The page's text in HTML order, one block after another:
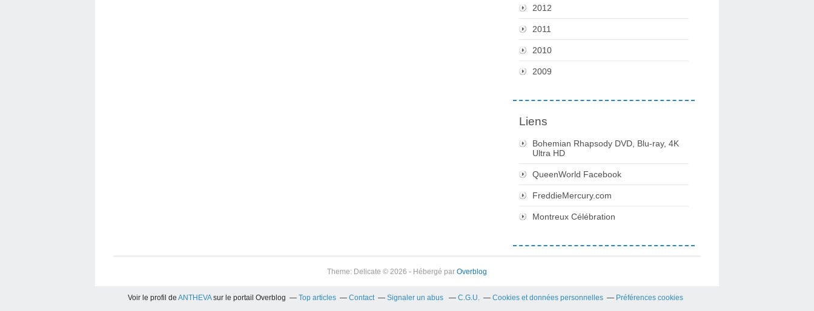
2012
2011
2010
2009
Liens
Bohemian Rhapsody DVD, Blu-ray, 4K
Ultra HD
QueenWorld Facebook
FreddieMercury.com
Montreux Célébration
Theme: Delicate © 2026 - Hébergé par Overblog
Voir le profil de ANTHEVAsur le portail Overblog Top articles Contact Signaler un abus C.G.U. Cookies et données personnelles Préférences cookies